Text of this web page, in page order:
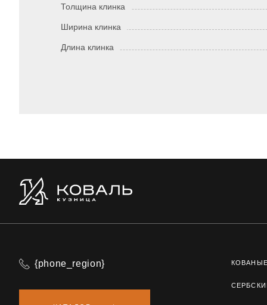
Толщина клинка
Ширина клинка
Длина клинка
{phone_region}